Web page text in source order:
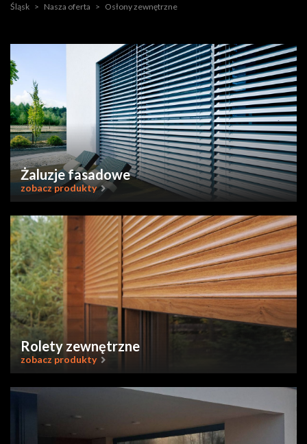
Śląsk > Nasza oferta > Osłony zewnętrzne
Żaluzje fasadowe
zobacz produkty
Rolety zewnętrzne
zobacz produkty